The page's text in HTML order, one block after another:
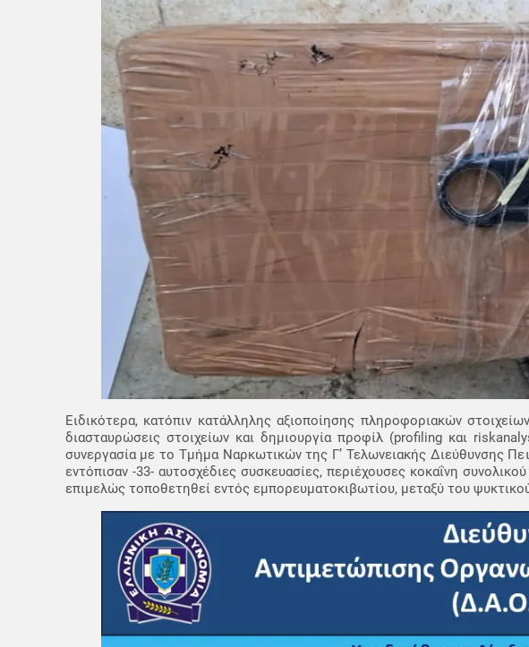
Ειδικότερα, κατόπιν κατάλληλης αξιοποίησης πληροφοριακών
διασταυρώσεις στοιχείων και δημιουργία προφίλ (profiling και
συνεργασία με το Τμήμα Ναρκωτικών της Γ’ Τελωνειακής Διεύθυνσης
εντόπισαν -33- αυτοσχέδιες συσκευασίες, περιέχουσες κοκαΐνη
επιμελώς τοποθετηθεί εντός εμπορευματοκιβωτίου, μεταξύ του